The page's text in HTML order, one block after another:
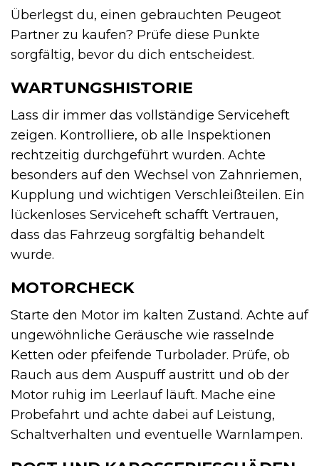
Überlegst du, einen gebrauchten Peugeot
Partner zu kaufen? Prüfe diese Punkte
sorgfältig, bevor du dich entscheidest.
WARTUNGSHISTORIE
Lass dir immer das vollständige Serviceheft
zeigen. Kontrolliere, ob alle Inspektionen
rechtzeitig durchgeführt wurden. Achte
besonders auf den Wechsel von Zahnriemen,
Kupplung und wichtigen Verschleißteilen. Ein
lückenloses Serviceheft schafft Vertrauen,
dass das Fahrzeug sorgfältig behandelt
wurde.
MOTORCHECK
Starte den Motor im kalten Zustand. Achte auf
ungewöhnliche Geräusche wie rasselnde
Ketten oder pfeifende Turbolader. Prüfe, ob
Rauch aus dem Auspuff austritt und ob der
Motor ruhig im Leerlauf läuft. Mache eine
Probefahrt und achte dabei auf Leistung,
Schaltverhalten und eventuelle Warnlampen.